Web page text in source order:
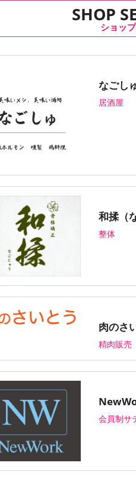
SHOP
ショッ
なごし
居酒屋
和揉（
整体
肉のさ
精肉販売
会員制サ